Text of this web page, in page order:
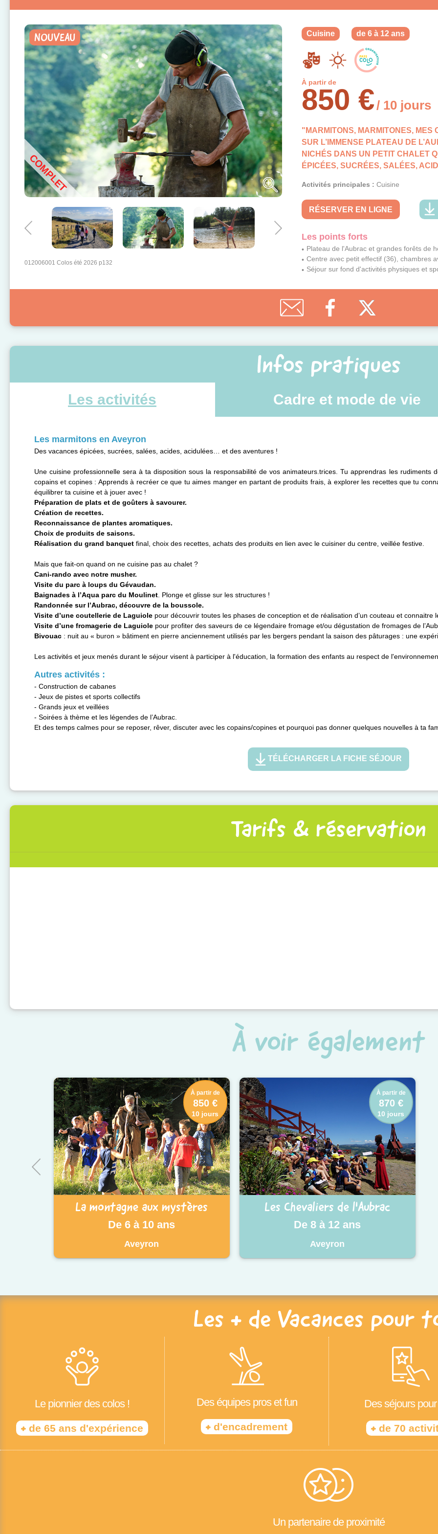
NOUVEAU
COMPLET
012006001 Colos été 2026 p132
Cuisine de 6 à 12 ans
À partir de
850 €/ 10 jours
"MARMITONS, MARMITONES, MES
SUR L’IMMENSE PLATEAU DE
NICHÉS DANS UN PETIT CHALET
ÉPICÉES, SUCRÉES, SALÉES,
Activités principales : Cuisine
RÉSERVER EN LIGNE
Les points forts
Plateau de l'Aubrac et grandes forêts de
Centre avec petit effectif (36), chambres
Séjour sur fond d'activités physiques et
Infos pratiques
Les activités Cadre et mode de vie
Les marmitons en Aveyron
Des vacances épicées, sucrées, salées, acides, acidulées… et des aventures !
Une cuisine professionnelle sera à ta disposition sous la responsabilité de vos animateurs.trices. Tu apprendras les rudiments
copains et copines : Apprends à recréer ce que tu aimes manger en partant de produits frais, à explorer les recettes que tu
équilibrer ta cuisine et à jouer avec !
Préparation de plats et de goûters à savourer.
Création de recettes.
Reconnaissance de plantes aromatiques.
Choix de produits de saisons.
Réalisation du grand banquet final, choix des recettes, achats des produits en lien avec le cuisiner du centre, veillée festive.
Mais que fait-on quand on ne cuisine pas au chalet ?
Cani-rando avec notre musher.
Visite du parc à loups du Gévaudan.
Baignades à l’Aqua parc du Moulinet . Plonge et glisse sur les structures !
Randonnée sur l’Aubrac, découvre de la boussole.
Visite d’une coutellerie de Laguiole pour découvrir toutes les phases de conception et de réalisation d’un couteau et
Visite d’une fromagerie de Laguiole pour profiter des saveurs de ce légendaire fromage et/ou dégustation de fromages de
Bivouac : nuit au « buron » bâtiment en pierre anciennement utilisés par les bergers pendant la saison des pâturages : une
Les activités et jeux menés durant le séjour visent à participer à l'éducation, la formation des enfants au respect de
Autres activités :
- Construction de cabanes
- Jeux de pistes et sports collectifs
- Grands jeux et veillées
- Soirées à thème et les légendes de l’Aubrac.
Et des temps calmes pour se reposer, rêver, discuter avec les copains/copines et pourquoi pas donner quelques nouvelles à ta
TÉLÉCHARGER LA FICHE SÉJOUR
Tarifs & réservation
À voir également
La montagne aux mystères
De 6 à 10 ans
Aveyron
À partir de
850 €
10 jours
Les Chevaliers de l'Aubrac
De 8 à 12 ans
Aveyron
À partir de
870 €
10 jours
Les + de Vacances pour
Le pionnier des colos !
+ de 65 ans d'expérience
Des équipes pros et fun
+ d'encadrement
Des séjours
+de 70
Un partenaire de proximité